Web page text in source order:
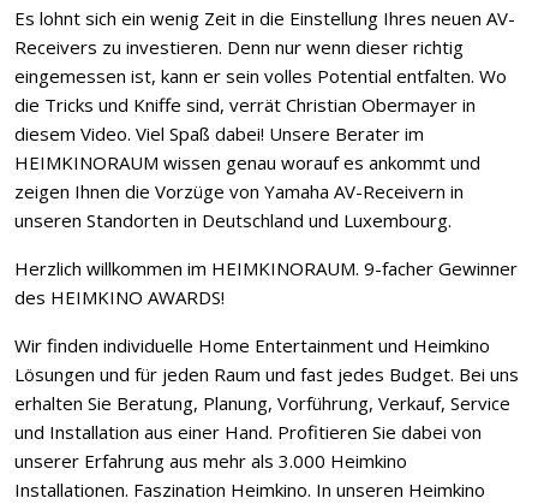
Es lohnt sich ein wenig Zeit in die Einstellung Ihres neuen AV-
Receivers zu investieren. Denn nur wenn dieser richtig
eingemessen ist, kann er sein volles Potential entfalten. Wo
die Tricks und Kniffe sind, verrät Christian Obermayer in
diesem Video. Viel Spaß dabei! Unsere Berater im
HEIMKINORAUM wissen genau worauf es ankommt und
zeigen Ihnen die Vorzüge von Yamaha AV-Receivern in
unseren Standorten in Deutschland und Luxembourg.
Herzlich willkommen im HEIMKINORAUM. 9-facher Gewinner
des HEIMKINO AWARDS!
Wir finden individuelle Home Entertainment und Heimkino
Lösungen und für jeden Raum und fast jedes Budget. Bei uns
erhalten Sie Beratung, Planung, Vorführung, Verkauf, Service
und Installation aus einer Hand. Profitieren Sie dabei von
unserer Erfahrung aus mehr als 3.000 Heimkino
Installationen. Faszination Heimkino. In unseren Heimkino